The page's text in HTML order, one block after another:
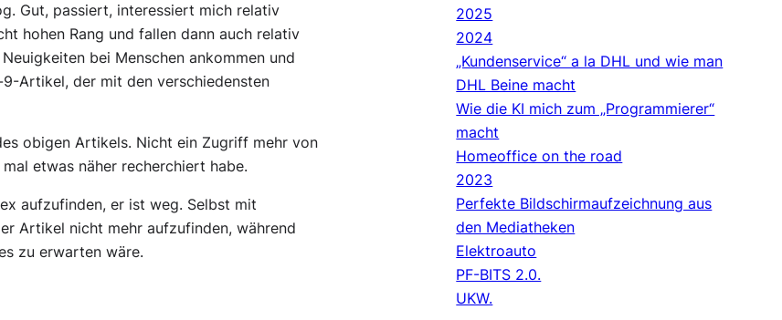
Gut, passiert, interessiert mich relativ
hohen Rang und fallen dann auch relativ
bei Menschen ankommen und
Artikel, der mit den verschiedensten
obigen Artikels. Nicht ein Zugriff mehr von
etwas näher recherchiert habe.
aufzufinden, er ist weg. Selbst mit
Artikel nicht mehr aufzufinden, während
zu erwarten wäre.
2025
2024
„Kundenservice“ a la DHL und wie man
DHL Beine macht
Wie die KI mich zum „Programmierer“
macht
Homeoffice on the road
2023
Perfekte Bildschirmaufzeichnung aus
den Mediatheken
Elektroauto
PF-BITS 2.0.
UKW.